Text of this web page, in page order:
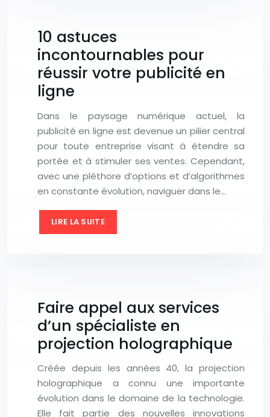
10 astuces
incontournables pour
réussir votre publicité en
ligne
Dans le paysage numérique actuel, la
publicité en ligne est devenue un pilier central
pour toute entreprise visant à étendre sa
portée et à stimuler ses ventes. Cependant,
avec une pléthore d’options et d’algorithmes
en constante évolution, naviguer dans le…
LIRE LA SUITE
Faire appel aux services
d’un spécialiste en
projection holographique
Créée depuis les années 40, la projection
holographique a connu une importante
évolution dans le domaine de la technologie.
Elle fait partie des nouvelles innovations